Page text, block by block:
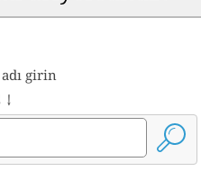
girin
↓